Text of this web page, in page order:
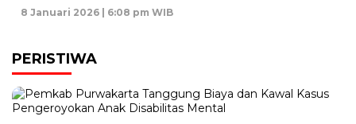
8 Januari 2026 | 6:08 pm WIB
PERISTIWA